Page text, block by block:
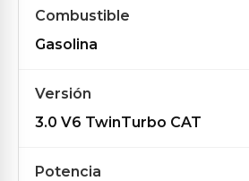
Combustible
Gasolina
Versión
3.0 V6 TwinTurbo CAT
Potencia